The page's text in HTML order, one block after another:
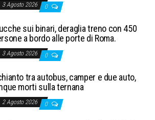
3 Agosto 2026 0
sui binari, deraglia treno con 450
a bordo alle porte di Roma.
3 Agosto 2026 0
tra autobus, camper e due auto,
morti sulla ternana
2 Agosto 2026 0